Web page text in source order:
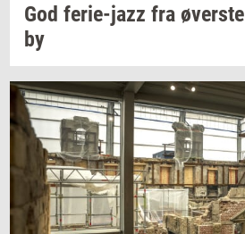
God ferie-​jazz fra øver­ste
by